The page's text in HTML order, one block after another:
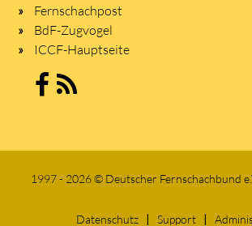
Fernschachpost
BdF-Zugvogel
ICCF-Hauptseite
1997 - 2026 © Deutscher Fernschachbund
Datenschutz Support